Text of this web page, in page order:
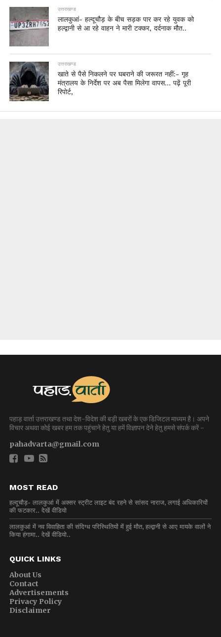
उत्तराखण्ड
लालकुआं- हल्दूचौड़ के बीच सड़क पार कर रहे युवक को
हल्द्वानी से आ रहे वाहन ने मारी टक्कर, दर्दनाक मौत..
उत्तराखण्ड
खाते से पैसे निकलने पर घबराने की जरूरत नहीं:- गृह
मंत्रालय के निर्देश पर अब पैसा मिलेगा वापस… पढ़ें पूरी
रिपोर्ट,
पहाड़ वार्ता उत्तराखण्ड तथा देश-विदेश की बड़ी खबरों के एक डिजिटल माध्यम है। अपने
विचार अथवा कोई खबर हम तक पहुंचाने हेतु या हमें विज्ञापन देने हेतु हमसे संपर्क करें -
pahadvarta@gmail.com
MOST READ
हल्दूचौड़- लालकुआं में अक्सर स्ट्रीट लाइट बंद रहने से सांसद नाराज, लगाई अधिकारियों
की फटकार.. देखें वीडियो
लालकुआं में नव विवाहिता की संदिग्ध परिस्थितियों में हुई मौत, हल्द्वानी से आए मायके वालों ने
किया हंगामा.. देखें वीडियो..
QUICK LINKS
About Us
Contact
Advertisements
Privacy Policy
Disclaimer